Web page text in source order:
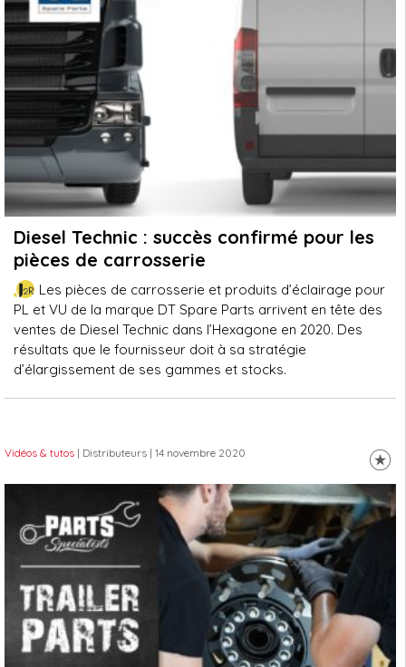
Diesel Technic : succès confirmé pour les
pièces de carrosserie
Les pièces de carrosserie et produits d’éclairage pour
PL et VU de la marque DT Spare Parts arrivent en tête des
ventes de Diesel Technic dans l’Hexagone en 2020. Des
résultats que le fournisseur doit à sa stratégie
d’élargissement de ses gammes et stocks.
Vidéos & tutos | Distributeurs | 14 novembre 2020